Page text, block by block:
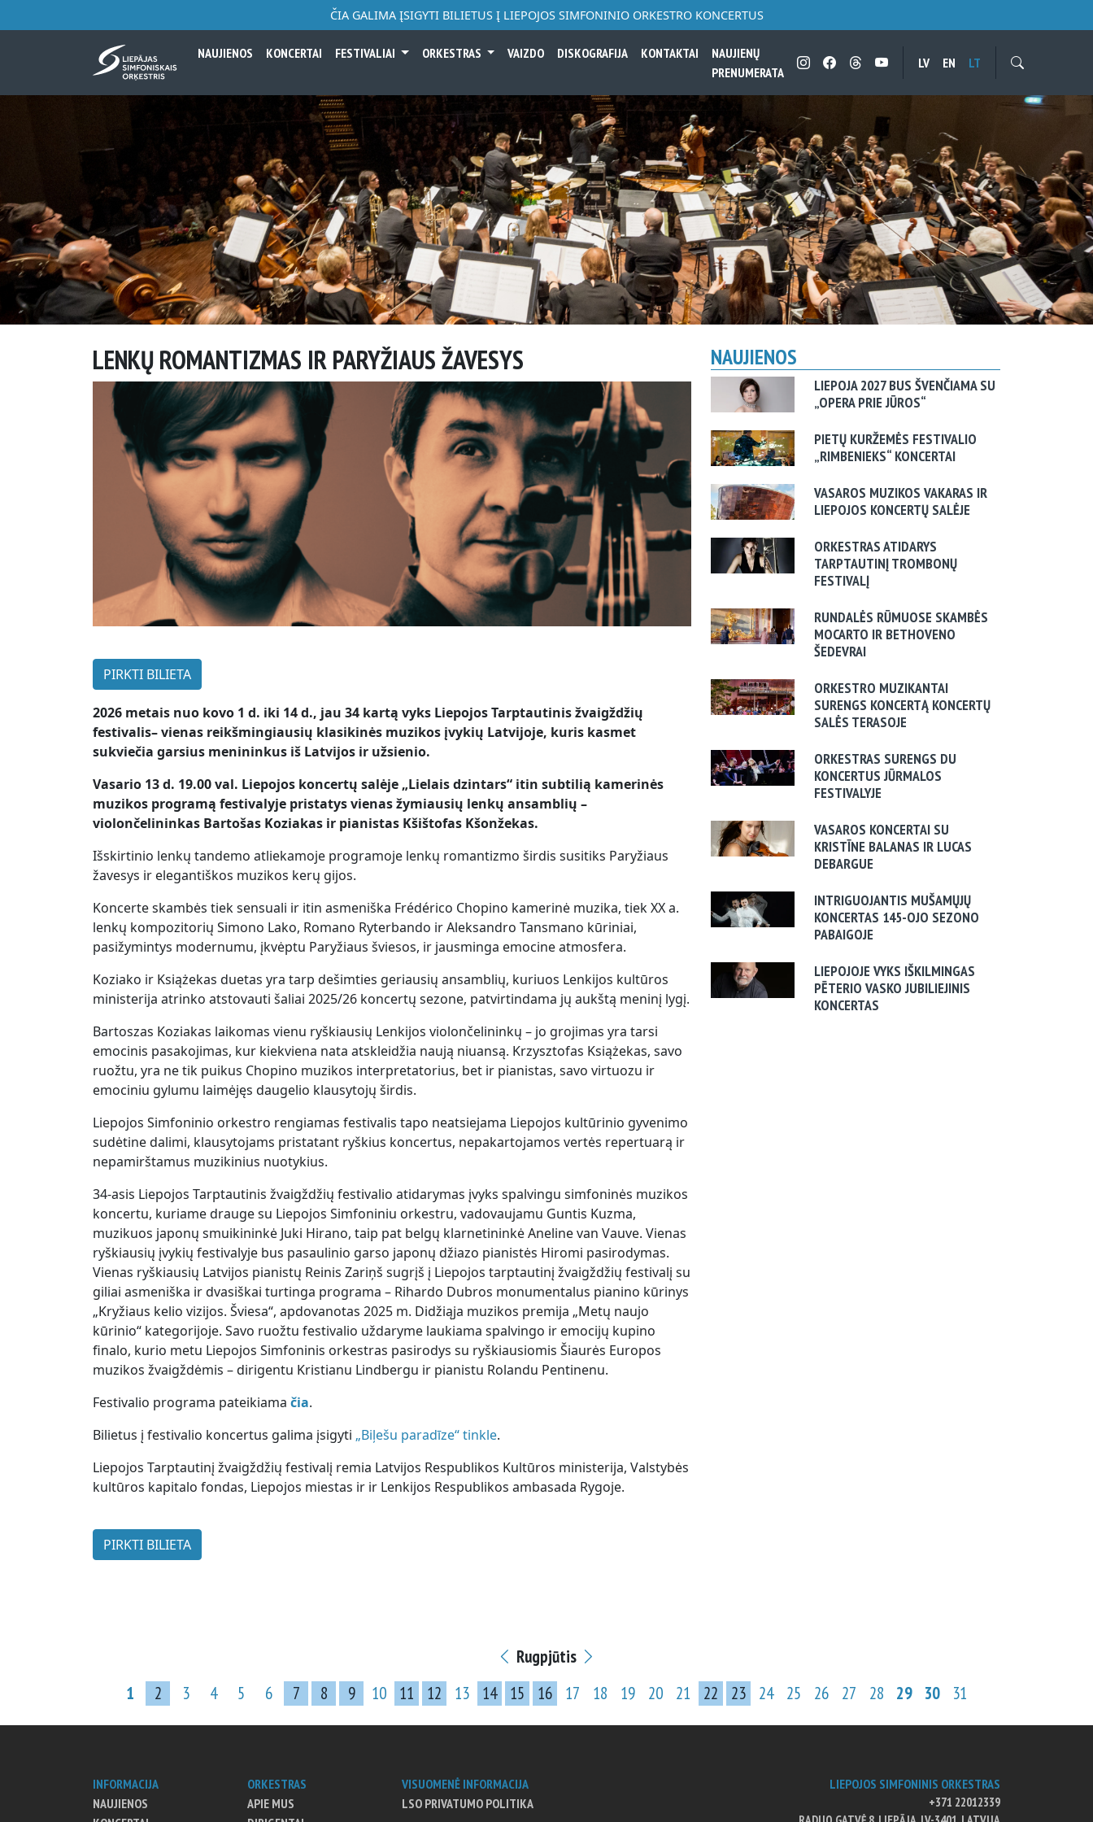
ČIA GALIMA ĮSIGYTI BILIETUS Į LIEPOJOS SIMFONINIO ORKESTRO KONCERTUS
NAUJIENOS KONCERTAI FESTIVALIAI ORKESTRAS VAIZDO DISKOGRAFIJA KONTAKTAI
NAUJIENŲ
PRENUMERATA
LV EN LT
LENKŲ ROMANTIZMAS IR PARYŽIAUS ŽAVESYS
PIRKTI BILIETA
2026 metais nuo kovo 1 d. iki 14 d., jau 34 kartą vyks Liepojos Tarptautinis žvaigždžių
festivalis– vienas reikšmingiausių klasikinės muzikos įvykių Latvijoje, kuris kasmet
sukviečia garsius menininkus iš Latvijos ir užsienio.
Vasario 13 d. 19.00 val. Liepojos koncertų salėje „Lielais dzintars“ itin subtilią kamerinės
muzikos programą festivalyje pristatys vienas žymiausių lenkų ansamblių –
violončelininkas Bartošas Koziakas ir pianistas Kšištofas Kšonžekas.
Išskirtinio lenkų tandemo atliekamoje programoje lenkų romantizmo širdis susitiks Paryžiaus
žavesys ir elegantiškos muzikos kerų gijos.
Koncerte skambės tiek sensuali ir itin asmeniška Frédérico Chopino kamerinė muzika, tiek XX a.
lenkų kompozitorių Simono Lako, Romano Ryterbando ir Aleksandro Tansmano kūriniai,
pasižymintys modernumu, įkvėptu Paryžiaus šviesos, ir jausminga emocine atmosfera.
Koziako ir Książekas duetas yra tarp dešimties geriausių ansamblių, kuriuos Lenkijos kultūros
ministerija atrinko atstovauti šaliai 2025/26 koncertų sezone, patvirtindama jų aukštą meninį lygį.
Bartoszas Koziakas laikomas vienu ryškiausių Lenkijos violončelininkų – jo grojimas yra tarsi
emocinis pasakojimas, kur kiekviena nata atskleidžia naują niuansą. Krzysztofas Książekas, savo
ruožtu, yra ne tik puikus Chopino muzikos interpretatorius, bet ir pianistas, savo virtuozu ir
emociniu gylumu laimėjęs daugelio klausytojų širdis.
Liepojos Simfoninio orkestro rengiamas festivalis tapo neatsiejama Liepojos kultūrinio gyvenimo
sudėtine dalimi, klausytojams pristatant ryškius koncertus, nepakartojamos vertės repertuarą ir
nepamirštamus muzikinius nuotykius.
34-asis Liepojos Tarptautinis žvaigždžių festivalio atidarymas įvyks spalvingu simfoninės muzikos
koncertu, kuriame drauge su Liepojos Simfoniniu orkestru, vadovaujamu Guntis Kuzma,
muzikuos japonų smuikininkė Juki Hirano, taip pat belgų klarnetininkė Aneline van Vauve. Vienas
ryškiausių įvykių festivalyje bus pasaulinio garso japonų džiazo pianistės Hiromi pasirodymas.
Vienas ryškiausių Latvijos pianistų Reinis Zariņš sugrįš į Liepojos tarptautinį žvaigždžių festivalį su
giliai asmeniška ir dvasiškai turtinga programa – Rihardo Dubros monumentalus pianino kūrinys
„Kryžiaus kelio vizijos. Šviesa“, apdovanotas 2025 m. Didžiąja muzikos premija „Metų naujo
kūrinio“ kategorijoje. Savo ruožtu festivalio uždaryme laukiama spalvingo ir emocijų kupino
finalo, kurio metu Liepojos Simfoninis orkestras pasirodys su ryškiausiomis Šiaurės Europos
muzikos žvaigždėmis – dirigentu Kristianu Lindbergu ir pianistu Rolandu Pentinenu.
Festivalio programa pateikiama čia.
Bilietus į festivalio koncertus galima įsigyti „Biļešu paradīze“ tinkle.
Liepojos Tarptautinį žvaigždžių festivalį remia Latvijos Respublikos Kultūros ministerija, Valstybės
kultūros kapitalo fondas, Liepojos miestas ir ir Lenkijos Respublikos ambasada Rygoje.
PIRKTI BILIETA
NAUJIENOS
LIEPOJA 2027 BUS ŠVENČIAMA SU
„OPERA PRIE JŪROS“
PIETŲ KURŽEMĖS FESTIVALIO
„RIMBENIEKS“ KONCERTAI
VASAROS MUZIKOS VAKARAS IR
LIEPOJOS KONCERTŲ SALĖJE
ORKESTRAS ATIDARYS
TARPTAUTINĮ TROMBONŲ
FESTIVALĮ
RUNDALĖS RŪMUOSE SKAMBĖS
MOCARTO IR BETHOVENO
ŠEDEVRAI
ORKESTRO MUZIKANTAI
SURENGS KONCERTĄ KONCERTŲ
SALĖS TERASOJE
ORKESTRAS SURENGS DU
KONCERTUS JŪRMALOS
FESTIVALYJE
VASAROS KONCERTAI SU
KRISTĪNE BALANAS IR LUCAS
DEBARGUE
INTRIGUOJANTIS MUŠAMŲJŲ
KONCERTAS 145-OJO SEZONO
PABAIGOJE
LIEPOJOJE VYKS IŠKILMINGAS
PĒTERIO VASKO JUBILIEJINIS
KONCERTAS
Rugpjūtis
1
2 3 4 5 6 7 8 9 10 11 12 13 14 15 16 17 18 19 20 21 22 23 24 25 26 27 28 29 30 31
INFORMACIJA
NAUJIENOS
ORKESTRAS
APIE MUS
VISUOMENĖ INFORMACIJA
LSO PRIVATUMO POLITIKA
LIEPOJOS SIMFONINIS ORKESTRAS
+371 22012339